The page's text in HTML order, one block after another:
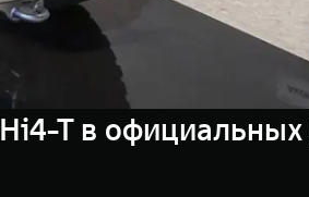
T в официальных